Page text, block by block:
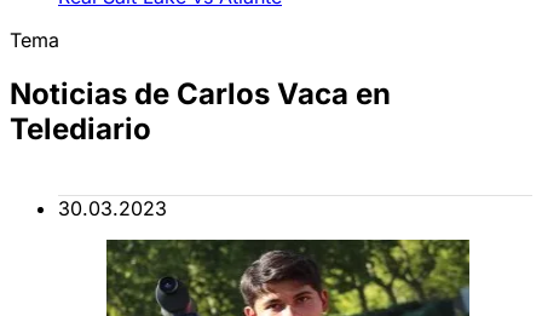
Tema
Noticias de Carlos Vaca en
Telediario
30.03.2023